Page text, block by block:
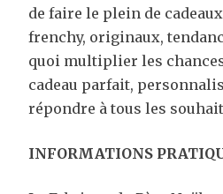
de faire le plein de
frenchy, originaux,
quoi multiplier les
cadeau parfait,
répondre à tous les
INFORMATIONS